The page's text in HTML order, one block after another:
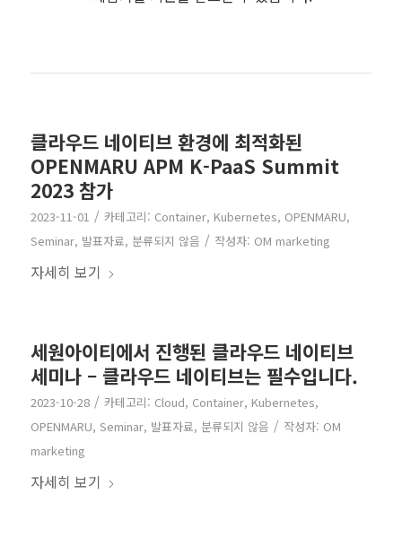
클라우드 네이티브 환경에 최적화된
OPENMARU APM K-PaaS Summit
2023 참가
2023-11-01 / 카테고리: Container, Kubernetes, OPENMARU,
Seminar, 발표자료, 분류되지 않음 / 작성자: OM marketing
자세히 보기
세원아이티에서 진행된 클라우드 네이티브
세미나 – 클라우드 네이티브는 필수입니다.
2023-10-28 / 카테고리: Cloud, Container, Kubernetes,
OPENMARU, Seminar, 발표자료, 분류되지 않음 / 작성자: OM
marketing
자세히 보기